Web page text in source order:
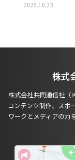
2025.10.23
株式
株式会社共同通信社（
コンテンツ制作、スポ
ワークとメディアの力